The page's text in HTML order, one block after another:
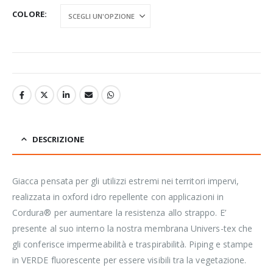
COLORE
DESCRIZIONE
Giacca pensata per gli utilizzi estremi nei territori impervi,
realizzata in oxford idro repellente con applicazioni in
Cordura® per aumentare la resistenza allo strappo. E’
presente al suo interno la nostra membrana Univers-tex che
gli conferisce impermeabilità e traspirabilità. Piping e stampe
in VERDE fluorescente per essere visibili tra la vegetazione.